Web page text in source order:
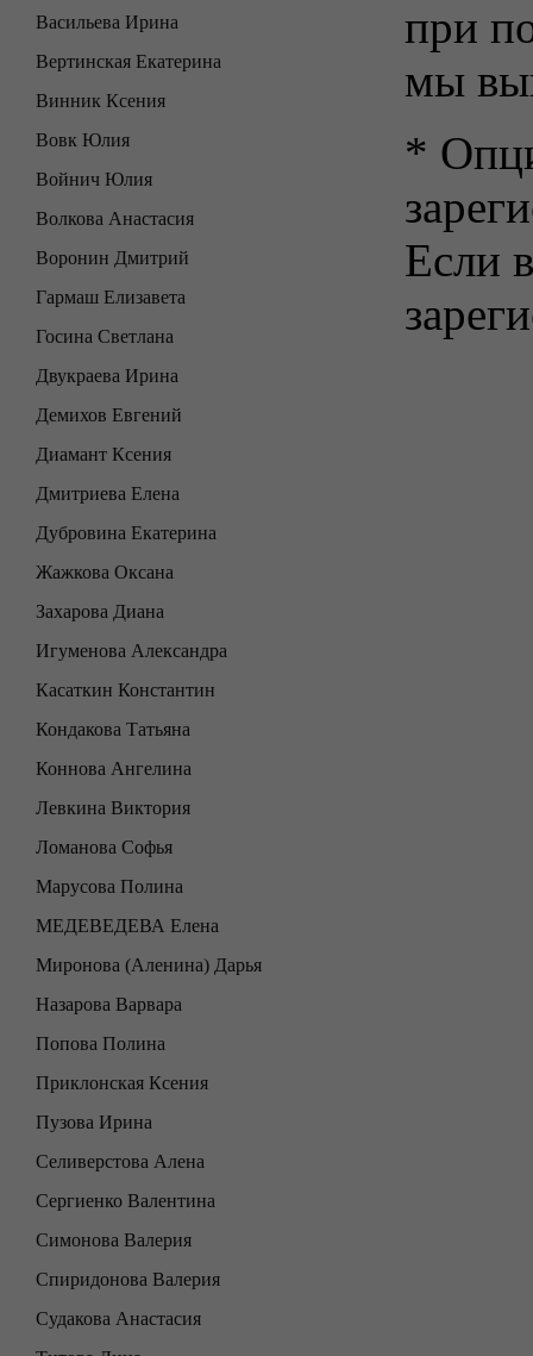
Васильева Ирина
Вертинская Екатерина
Винник Ксения
Вовк Юлия
Войнич Юлия
Волкова Анастасия
Воронин Дмитрий
Гармаш Елизавета
Госина Светлана
Двукраева Ирина
Демихов Евгений
Диамант Ксения
Дмитриева Елена
Дубровина Екатерина
Жажкова Оксана
Захарова Диана
Игуменова Александра
Касаткин Константин
Кондакова Татьяна
Коннова Ангелина
Левкина Виктория
Ломанова Софья
Марусова Полина
МЕДЕВЕДЕВА Елена
Миронова (Аленина) Дарья
Назарова Варвара
Попова Полина
Приклонская Ксения
Пузова Ирина
Селиверстова Алена
Сергиенко Валентина
Симонова Валерия
Спиридонова Валерия
Судакова Анастасия
при
мы
*
Если